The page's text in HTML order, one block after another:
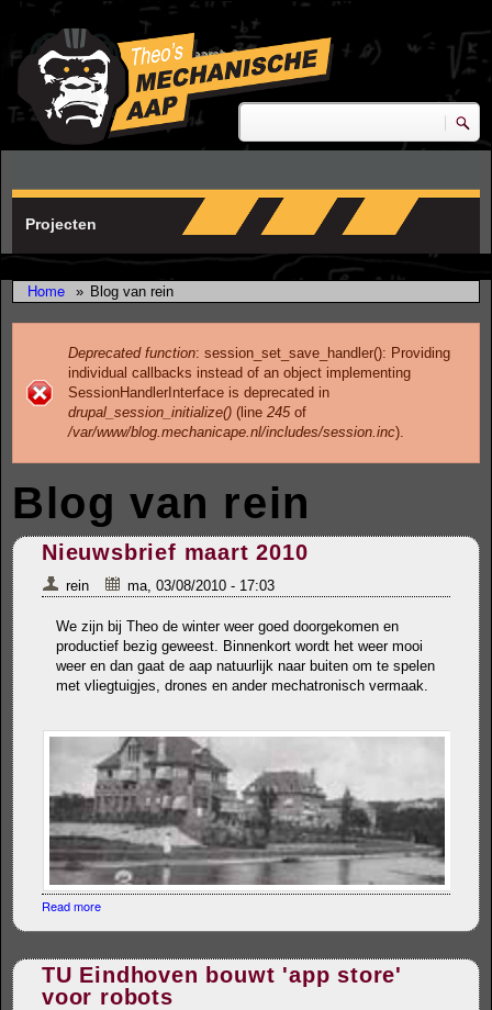
Skip to main content
research & development
Zoeken
Projecten
Home » Blog van rein
Error message
Deprecated function: session_set_save_handler(): Providing
individual callbacks instead of an object implementing
SessionHandlerInterface is deprecated in
drupal_session_initialize() (line 245of
/var/www/blog.mechanicape.nl/includes/session.inc).
Blog van rein
Nieuwsbrief maart 2010
rein ma, 03/08/2010 - 17:03
We zijn bij Theo de winter weer goed doorgekomen en
productief bezig geweest. Binnenkort wordt het weer mooi
weer en dan gaat de aap natuurlijk naar buiten om te spelen
met vliegtuigjes, drones en ander mechatronisch vermaak.
Read more
TU Eindhoven bouwt 'app store'
voor robots